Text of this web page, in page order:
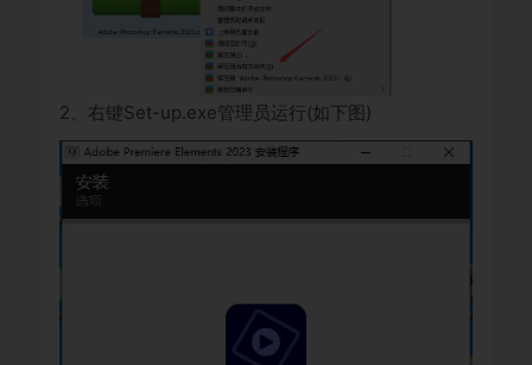
2、右键Set-up.exe管理员运行(如下图)